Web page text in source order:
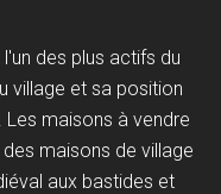
des plus actifs du
village et sa position
maisons à vendre
maisons de village
aux bastides et